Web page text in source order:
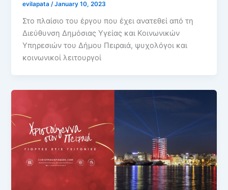
evilapata/January 10, 2023
Στο πλαίσιο του έργου που έχει ανατεθεί από τη
Διεύθυνση Δημόσιας Υγείας και Κοινωνικών
Υπηρεσιών του Δήμου Πειραιά, ψυχολόγοι και
κοινωνικοί λειτουργοί